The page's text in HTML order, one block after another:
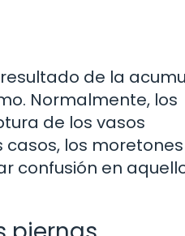
de la
Normalmente, los
de los vasos
los moretones
confusión en